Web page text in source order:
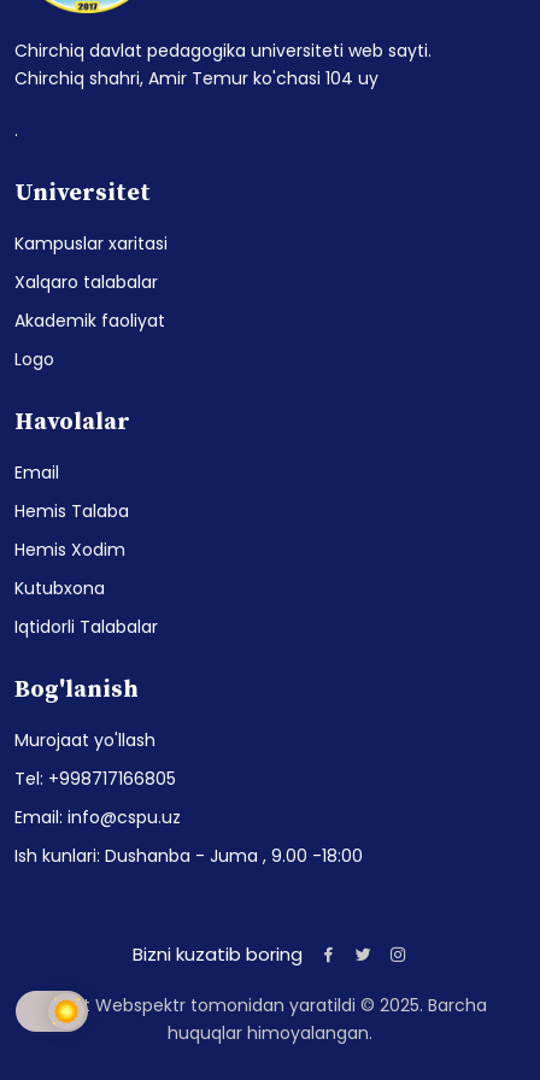
Chirchiq davlat pedagogika universiteti web sayti.
Chirchiq shahri, Amir Temur ko'chasi 104 uy
.
Universitet
Kampuslar xaritasi
Xalqaro talabalar
Akademik faoliyat
Logo
Havolalar
Email
Hemis Talaba
Hemis Xodim
Kutubxona
Iqtidorli Talabalar
Bog'lanish
Murojaat yo'llash
Tel: +998717166805
Email: info@cspu.uz
Ish kunlari: Dushanba - Juma , 9.00 -18:00
Bizni kuzatib boring
Sayt Webspektr tomonidan yaratildi © 2025. Barcha
huquqlar himoyalangan.